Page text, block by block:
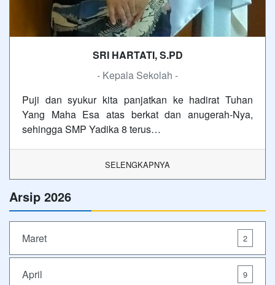
SRI HARTATI, S.PD
- Kepala Sekolah -
Puji dan syukur kita panjatkan ke hadirat Tuhan
Yang Maha Esa atas berkat dan anugerah-Nya,
sehingga SMP Yadika 8 terus…
SELENGKAPNYA
Arsip 2026
Maret 2
April 9